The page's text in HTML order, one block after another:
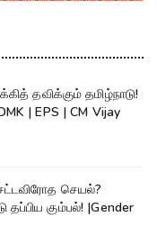
தவிக்கும் தமிழ்நாடு!
| EPS | CM Vijay
செயல்?
தப்பிய கும்பல்! |Gender